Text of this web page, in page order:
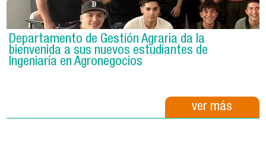
Departamento de Gestión Agraria da la
bienvenida a sus nuevos estudiantes de
Ingeniaría en Agronegocios
ver más